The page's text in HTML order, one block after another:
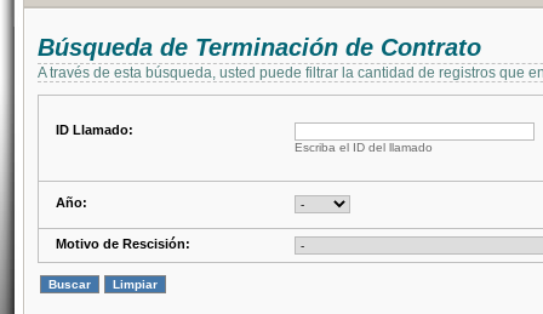
Búsqueda de Terminación de Contrato
A través de esta búsqueda, usted puede filtrar la cantidad de registros que
ID Llamado:
Escriba el ID del llamado
Año:
Motivo de Rescisión: